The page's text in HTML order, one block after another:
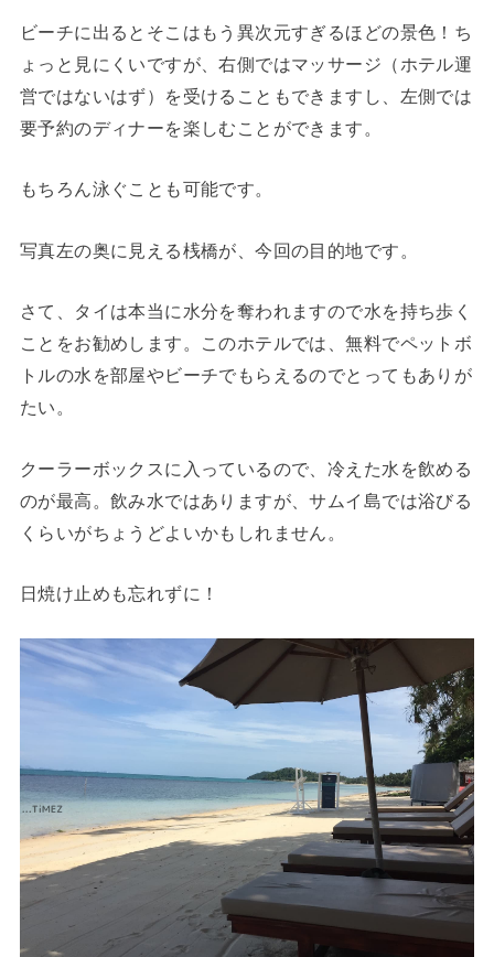
ビーチに出るとそこはもう異次元すぎるほどの景色！ち
ょっと見にくいですが、右側ではマッサージ（ホテル運
営ではないはず）を受けることもできますし、左側では
要予約のディナーを楽しむことができます。
もちろん泳ぐことも可能です。
写真左の奥に見える桟橋が、今回の目的地です。
さて、タイは本当に水分を奪われますので水を持ち歩く
ことをお勧めします。このホテルでは、無料でペットボ
トルの水を部屋やビーチでもらえるのでとってもありが
たい。
クーラーボックスに入っているので、冷えた水を飲める
のが最高。飲み水ではありますが、サムイ島では浴びる
くらいがちょうどよいかもしれません。
日焼け止めも忘れずに！